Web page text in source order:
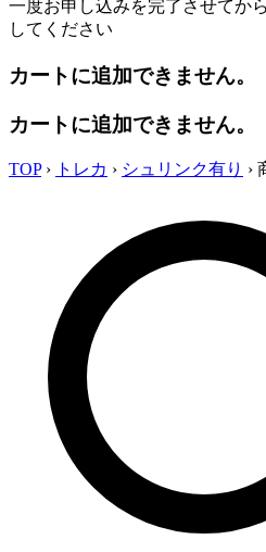
一度お申し込みを完了させてか
してください
カートに追加できません。
カートに追加できません。
TOP › トレカ › シュリンク有り ›